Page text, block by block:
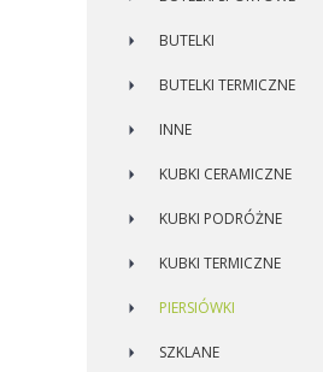
BUTELKI
BUTELKI TERMICZNE
INNE
KUBKI CERAMICZNE
KUBKI PODRÓŻNE
KUBKI TERMICZNE
PIERSIÓWKI
SZKLANE